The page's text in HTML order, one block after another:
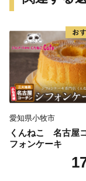
と。
６．子どもた
と出会っている
これらの状態
私たちは、み
ていきます。
愛知県小牧市
くんねこ 名古屋
フォンケーキ